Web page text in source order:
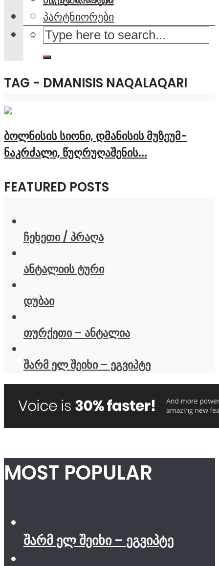
პარტნიორები
TAG - DMANISIS NAQALAQARI
ბოლნისის სიონი, დმანისის მუზეუმ-
ნაკრძალი, წუღრუღაშენის...
FEATURED POSTS
ჩეხეთი / პრაღა
ანტალიის ტური
დუბაი
თურქეთი – ანტალია
შარმ ელ შეიხი – ეგვიპტე
MOST POPULAR
შარმ ელ შეიხი – ეგვიპტე